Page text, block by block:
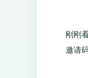
刚刚
邀请